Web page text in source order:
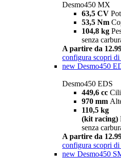
Desmo450 MX
63,5 CV
53,5 Nm
104,8 kg
senza
A partire da
configura scopri di
new Desmo450
Desmo450 EDS
449,6 cc
970 mm
110,5 kg
(kit racing)
senza
A partire da
configura scopri di
new Desmo450